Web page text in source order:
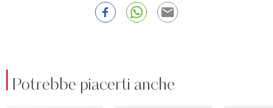
Potrebbe piacerti anche